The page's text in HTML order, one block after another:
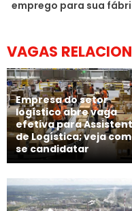
emprego para sua
VAGAS
Empresa do setor
logístico abre vaga
efetiva para
de Logística; veja
se candidatar